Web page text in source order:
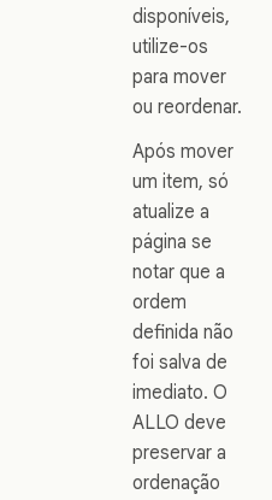
disponíveis,
utilize-os
para mover
ou reordenar.
Após mover
um item, só
atualize a
página se
notar que a
ordem
definida não
foi salva de
imediato. O
ALLO deve
preservar a
ordenação